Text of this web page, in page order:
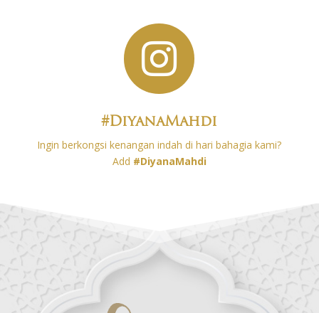

#DiyanaMahdi
Ingin berkongsi kenangan indah di hari bahagia kami?
Add #DiyanaMahdi